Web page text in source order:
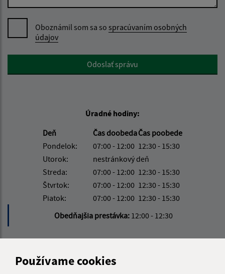
Používame cookies
Oboznámil som sa so spracúvaním osobných
údajov
Google reCaptcha ResponseOdoslať správu
Úradné hodiny:
Deň
Čas doobedaČas poobede
Pondelok:
07:00 - 12:00 12:30 - 15:30
Utorok:
nestránkový deň
Streda:
07:00 - 12:00 12:30 - 15:30
Štvrtok:
07:00 - 12:00 12:30 - 15:30
Piatok:
07:00 - 12:00 12:30 - 15:30
Obedňajšia prestávka: 12:00 - 12:30
Obecný úrad Licince